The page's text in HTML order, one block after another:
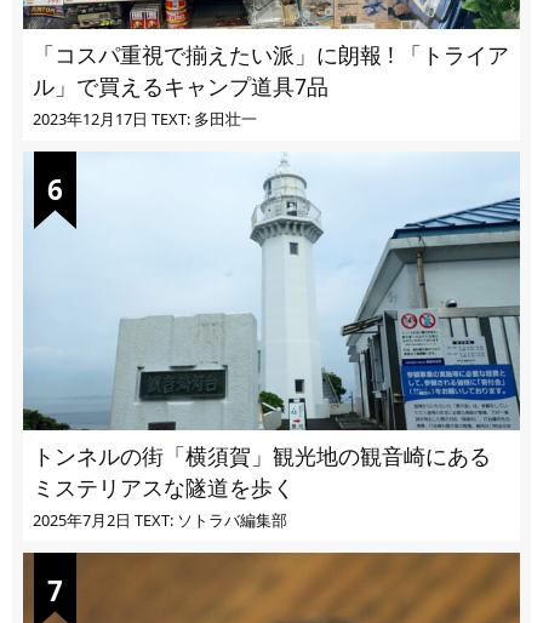
「コスパ重視で揃えたい派」に朗報 ! 「トライア
ル」で買えるキャンプ道具7品
2023年12月17日 TEXT: 多田壮一
トンネルの街「横須賀」観光地の観音崎にある
ミステリアスな隧道を歩く
2025年7月2日 TEXT: ソトラバ編集部